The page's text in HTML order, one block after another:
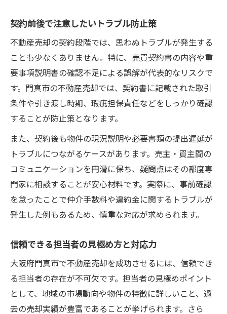
契約前後で注意したいトラブル防止策
不動産売却の契約段階では、思わぬトラブルが発生する
ことも少なくありません。特に、売買契約書の内容や重
要事項説明書の確認不足による誤解が代表的なリスクで
す。門真市の不動産売却では、契約書に記載された取引
条件や引き渡し時期、瑕疵担保責任などをしっかり確認
することが防止策となります。
また、契約後も物件の現況説明や必要書類の提出遅延が
トラブルにつながるケースがあります。売主・買主間の
コミュニケーションを円滑に保ち、疑問点はその都度専
門家に相談することが安心材料です。実際に、事前確認
を怠ったことで仲介手数料や違約金に関するトラブルが
発生した例もあるため、慎重な対応が求められます。
信頼できる担当者の見極め方と対応力
大阪府門真市で不動産売却を成功させるには、信頼でき
る担当者の存在が不可欠です。担当者の見極めポイント
として、地域の市場動向や物件の特徴に詳しいこと、過
去の売却実績が豊富であることが挙げられます。さら